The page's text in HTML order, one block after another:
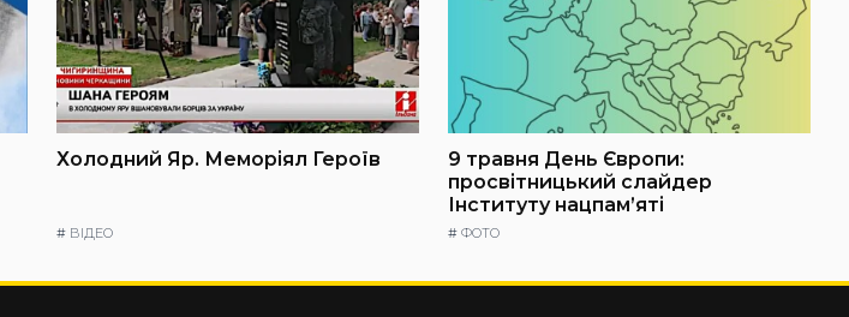
Холодний Яр. Меморіял Героїв
# ВІДЕО
9 травня День Європи:
просвітницький слайдер
Інституту нацпам’яті
# ФОТО